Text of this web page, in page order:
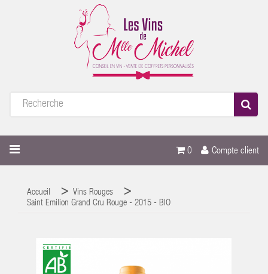
Compte client
0
Accueil
Vins Rouges
Saint Emilion Grand Cru Rouge - 2015 - BIO